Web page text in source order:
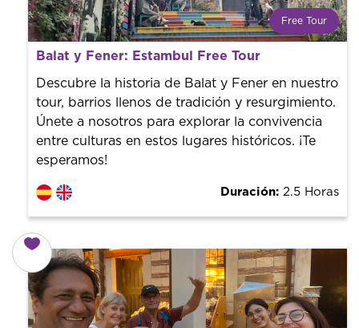
Free Tour
¿Qué es un FREE TOUR?
Tendencia mundial en rutas turísticas. Reserva sin coste
con un guía profesional. ¡El precio es libre! Por lo que al
finalizar la experiencia tú le pones el precio.
Balat y Fener: Estambul Free Tour
Descubre la historia de Balat y Fener en nuestro
tour, barrios llenos de tradición y resurgimiento.
Únete a nosotros para explorar la convivencia
entre culturas en estos lugares históricos. ¡Te
esperamos!
Duración: 2.5 Horas